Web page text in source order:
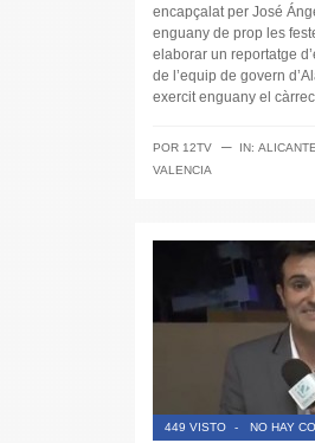
encapçalat per José
enguany de prop les
elaborar un reportatge
de l’equip de govern
exercit enguany el
POR 12TV ─ IN: ALICANTE
VALENCIA
449 VISTO - NO HAY